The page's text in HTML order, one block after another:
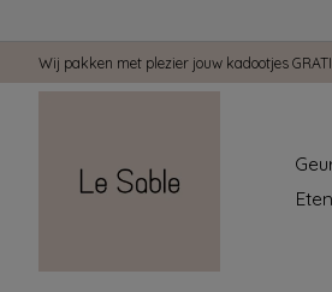
Wij pakken met plezier jouw kadootjes